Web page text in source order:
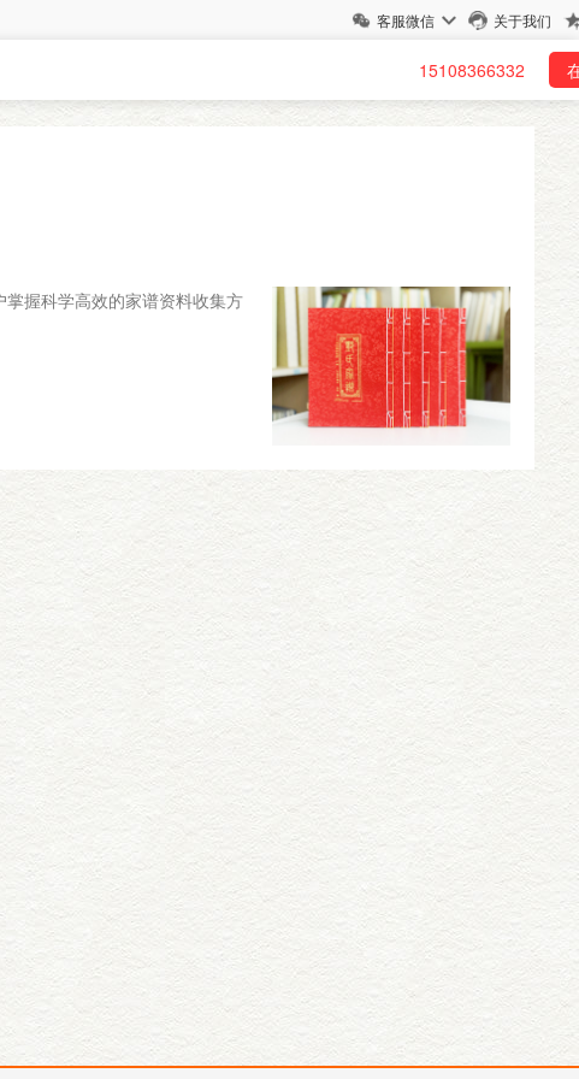
客服微信 关于我们
15108366332
握科学高效的家谱资料收集方